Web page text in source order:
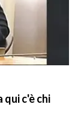
qui c'è chi